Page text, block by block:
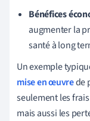
Bénéfices
augmenter la
santé à long
Un exemple
mise en œuvrede
seulement les
mais aussi les